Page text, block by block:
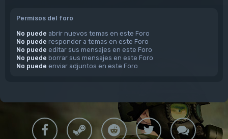
Permisos del foro
No puede abrir nuevos temas en este Foro
No puede responder a temas en este Foro
No puede editar sus mensajes en este Foro
No puede borrar sus mensajes en este Foro
No puede enviar adjuntos en este Foro